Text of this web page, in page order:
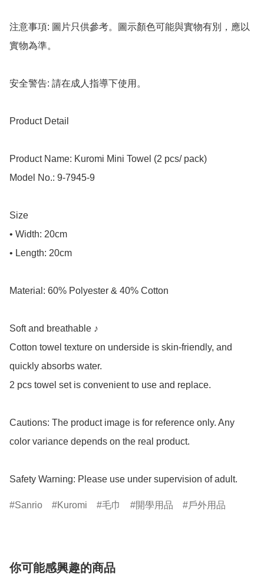
注意事項: 圖片只供參考。圖示顏色可能與實物有別，應以
實物為準。
安全警告: 請在成人指導下使用。
Product Detail
Product Name: Kuromi Mini Towel (2 pcs/ pack)
Model No.: 9-7945-9
Size
• Width: 20cm
• Length: 20cm
Material: 60% Polyester & 40% Cotton
Soft and breathable ♪
Cotton towel texture on underside is skin-friendly, and
quickly absorbs water.
2 pcs towel set is convenient to use and replace.
Cautions: The product image is for reference only. Any
color variance depends on the real product.
Safety Warning: Please use under supervision of adult.
Sanrio Kuromi 毛巾 開學用品 戶外用品
你可能感興趣的商品